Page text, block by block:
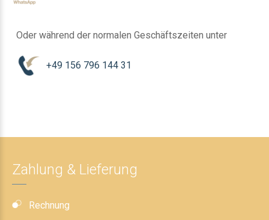
Oder während der normalen Geschäftszeiten unter
+49 156 796 144 31
Zahlung & Lieferung
Rechnung